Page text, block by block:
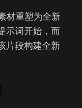
材重塑为全新
示词开始，而
片段构建全新